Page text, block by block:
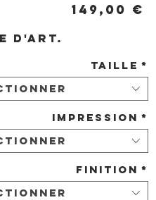
149,00 €
d'art.
Taille *
Impression *
Finition *